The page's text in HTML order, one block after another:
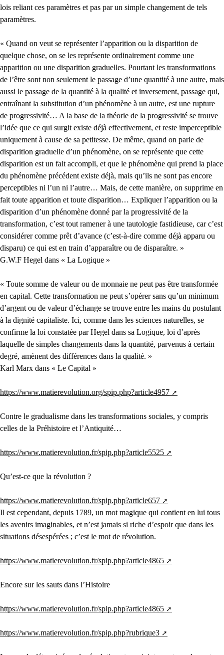
lois reliant ces paramètres et pas par un simple changement de tels
paramètres.
« Quand on veut se représenter l’apparition ou la disparition de
quelque chose, on se les représente ordinairement comme une
apparition ou une disparition graduelles. Pourtant les transformations
de l’être sont non seulement le passage d’une quantité à une autre, mais
aussi le passage de la quantité à la qualité et inversement, passage qui,
entraînant la substitution d’un phénomène à un autre, est une rupture
de progressivité… A la base de la théorie de la progressivité se trouve
l’idée que ce qui surgit existe déjà effectivement, et reste imperceptible
uniquement à cause de sa petitesse. De même, quand on parle de
disparition graduelle d’un phénomène, on se représente que cette
disparition est un fait accompli, et que le phénomène qui prend la place
du phénomène précédent existe déjà, mais qu’ils ne sont pas encore
perceptibles ni l’un ni l’autre… Mais, de cette manière, on supprime en
fait toute apparition et toute disparition… Expliquer l’apparition ou la
disparition d’un phénomène donné par la progressivité de la
transformation, c’est tout ramener à une tautologie fastidieuse, car c’est
considérer comme prêt d’avance (c’est-à-dire comme déjà apparu ou
disparu) ce qui est en train d’apparaître ou de disparaître. »
G.W.F Hegel dans « La Logique »
« Toute somme de valeur ou de monnaie ne peut pas être transformée
en capital. Cette transformation ne peut s’opérer sans qu’un minimum
d’argent ou de valeur d’échange se trouve entre les mains du postulant
à la dignité capitaliste. Ici, comme dans les sciences naturelles, se
confirme la loi constatée par Hegel dans sa Logique, loi d’après
laquelle de simples changements dans la quantité, parvenus à certain
degré, amènent des différences dans la qualité. »
Karl Marx dans « Le Capital »
https://www.matierevolution.org/spip.php?article4957
Contre le gradualisme dans les transformations sociales, y compris
celles de la Préhistoire et l’Antiquité…
https://www.matierevolution.fr/spip.php?article5525
Qu’est-ce que la révolution ?
https://www.matierevolution.fr/spip.php?article657
Il est cependant, depuis 1789, un mot magique qui contient en lui tous
les avenirs imaginables, et n’est jamais si riche d’espoir que dans les
situations désespérées ; c’est le mot de révolution.
https://www.matierevolution.fr/spip.php?article4865
Encore sur les sauts dans l’Histoire
https://www.matierevolution.fr/spip.php?article4865
https://www.matierevolution.fr/spip.php?rubrique3